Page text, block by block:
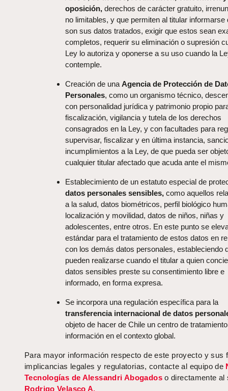
oposición, derechos de carácter gratuito,
no limitables, y que permiten al titular informarse
son sus datos tratados, exigir que estos sean
completos, requerir su eliminación o supresión
Ley lo autoriza y oponerse a su uso cuando la
contemple.
Creación de una Agencia de Protección de
Personales, como un organismo técnico,
con personalidad jurídica y patrimonio propio
fiscalización, vigilancia y tutela de los derechos
consagrados en la Ley, y con facultades para
supervisar, fiscalizar y en última instancia,
incumplimientos a la Ley, de que pueda ser
cualquier titular afectado que acuda ante el
Establecimiento de un estatuto especial de
datos personales sensibles, como aquellos
a la salud, datos biométricos, perfil biológico
localización y movilidad, datos de niños, niñas y
adolescentes, entre otros. En este punto se
estándar para el tratamiento de estos datos en
con los demás datos personales, estableciendo
pueden realizarse cuando el titular a quien
datos sensibles preste su consentimiento libre e
informado, en forma expresa.
Se incorpora una regulación específica para la
transferencia internacional de datos
objeto de hacer de Chile un centro de
información en el contexto global.
Para mayor información respecto de este proyecto y sus
implicancias legales y regulatorias, contacte al equipo de
Tecnologías de Alessandri Abogadoso directamente al
Rodrigo Velasco A.